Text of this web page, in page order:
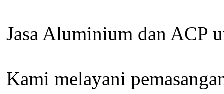
Jasa Aluminium dan ACP
Kami melayani